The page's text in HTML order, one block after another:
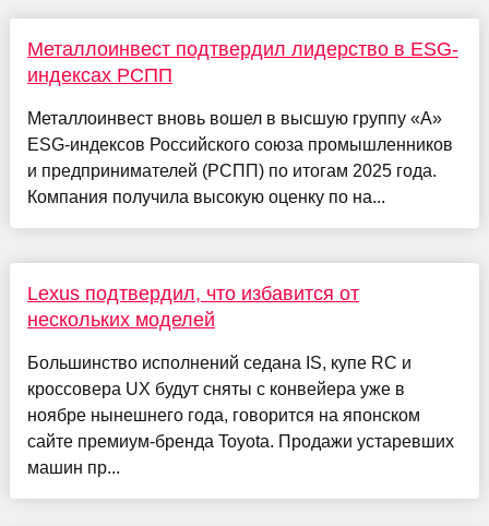
Металлоинвест подтвердил лидерство в ESG-
индексах РСПП
Металлоинвест вновь вошел в высшую группу «А»
ESG-индексов Российского союза промышленников
и предпринимателей (РСПП) по итогам 2025 года.
Компания получила высокую оценку по на...
Lexus подтвердил, что избавится от
нескольких моделей
Большинство исполнений седана IS, купе RC и
кроссовера UX будут сняты с конвейера уже в
ноябре нынешнего года, говорится на японском
сайте премиум-бренда Toyota. Продажи устаревших
машин пр...